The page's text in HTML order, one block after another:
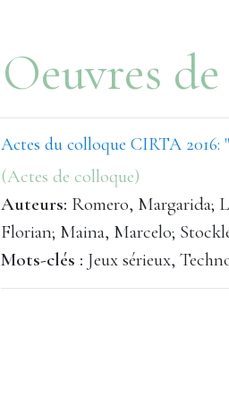
Oeuvres
Actes du colloque CIRTA 2016:
(Actes de colloque)
Auteurs: Romero, Margarida;
Florian; Maina, Marcelo;
Mots-clés : Jeux sérieux,